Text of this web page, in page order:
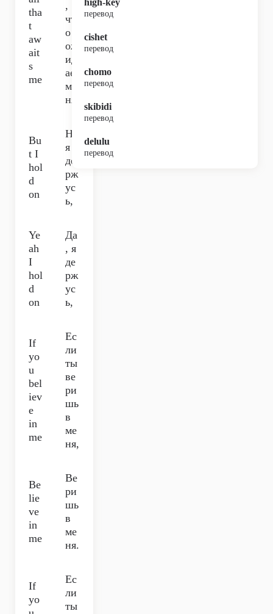
tha
t
aw
ait
s
me
,
чт
о
ож
ид
ает
ме
ня,
Bu
t I
hol
d
on
Но
я
де
рж
ус
ь,
Ye
ah
I
hol
d
on
Да
, я
де
рж
ус
ь,
If
yo
u
bel
iev
e
in
me
Ес
ли
ты
ве
ри
шь
в
ме
ня,
Be
lie
ve
in
me
Ве
ри
шь
в
ме
ня.
If
yo
Ес
ли
ты
high-key
перевод
cishet
перевод
chomo
перевод
skibidi
перевод
delulu
перевод